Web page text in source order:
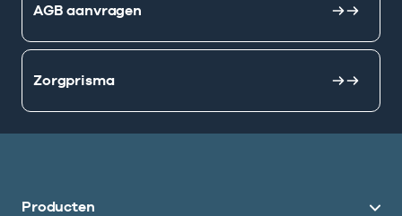
AGB aanvragen
Zorgprisma
Producten